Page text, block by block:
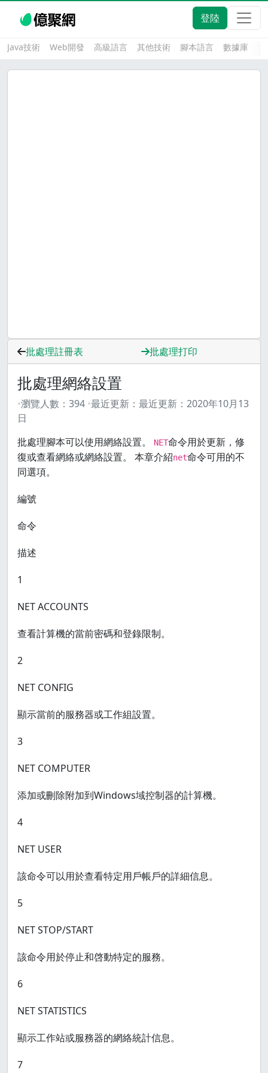
登陸
Java技術 Web開發 高級語言 其他技術 腳本語言 數據庫
批處理註冊表 批處理打印
批處理網絡設置
瀏覽人數： 394 最近更新： 最近更新： 2020年10月13
日
批處理腳本可以使用網絡設置。
NET命令用於更新，修
復或查看網絡或網絡設置。 本章介紹net命令可用的不
同選項。
編號
命令
描述
1
NET ACCOUNTS
查看計算機的當前密碼和登錄限制。
2
NET CONFIG
顯示當前的服務器或工作組設置。
3
NET COMPUTER
添加或刪除附加到Windows域控制器的計算機。
4
NET USER
該命令可以用於查看特定用戶帳戶的詳細信息。
5
NET STOP/START
該命令用於停止和啓動特定的服務。
6
NET STATISTICS
顯示工作站或服務器的網絡統計信息。
7